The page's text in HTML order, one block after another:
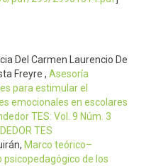
Del Carmen Laurencio De
Freyre , Asesoría
para estimular el
emocionales en escolares
TES: Vol. 9 Núm. 3
TES
Marco teórico–
de los